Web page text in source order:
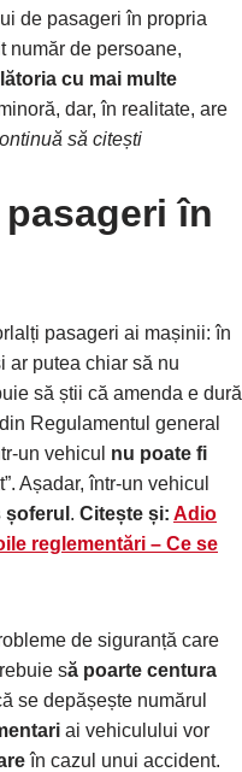
de pasageri în propria
număr de persoane,
cu mai multe
dar, în realitate, are
să citești
în
pasageri ai mașinii: în
ar putea chiar să nu
să știi că amenda e dură
Regulamentul general
un vehicul nu poate fi
Așadar, într-un vehicul
. Citește și: Adio
reglementări – Ce se
de siguranță care
să poarte centura
se depășește numărul
ai vehiculului vor
în cazul unui accident.